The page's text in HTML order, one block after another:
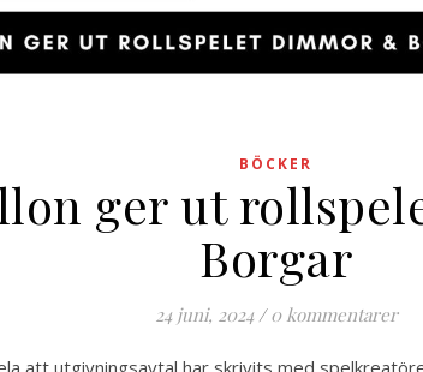
BÖCKER
ger ut
Borgar
24 juni, 2024 / 0 kommentarer
att utgivningsavtal har skrivits med